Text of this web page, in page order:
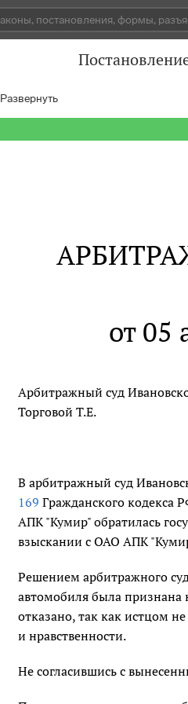
Развернуть
от 05
Арбитражный суд
Торговой Т.Е.
В арбитражный суд
169 Гражданского
АПК "Кумир" обратилась
взыскании с ОАО АПК
Решением арбитражного
автомобиля была признана
отказано, так как истцом
и нравственности.
Не согласившись с